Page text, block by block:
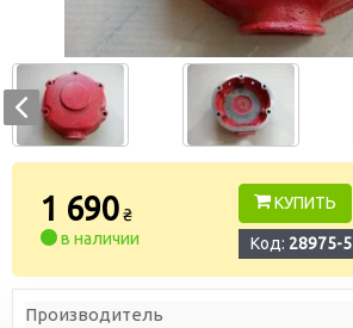
1 690₴
в наличии
КУПИТЬ
Код: 28975-5
Производитель